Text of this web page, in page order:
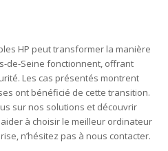
HP peut transformer la manière
de-Seine fonctionnent, offrant
Les cas présentés montrent
ont bénéficié de cette transition.
sur nos solutions et découvrir
à choisir le meilleur ordinateur
n’hésitez pas à nous contacter.